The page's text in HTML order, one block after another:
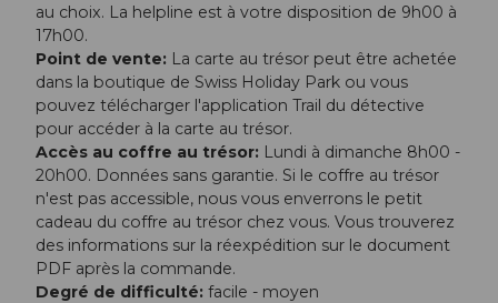
au choix. La helpline est à votre disposition de 9h00 à
17h00.
Point de vente: La carte au trésor peut être achetée
dans la boutique de Swiss Holiday Park ou vous
pouvez télécharger l'application Trail du détective
pour accéder à la carte au trésor.
Accès au coffre au trésor: Lundi à dimanche 8h00 -
20h00. Données sans garantie. Si le coffre au trésor
n'est pas accessible, nous vous enverrons le petit
cadeau du coffre au trésor chez vous. Vous trouverez
des informations sur la réexpédition sur le document
PDF après la commande.
Degré de difficulté: facile - moyen